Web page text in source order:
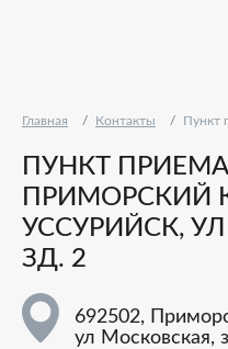
Главная Контакты Пункт
ПУНКТ
ПРИМОРСКИЙ
УССУРИЙСК,
ЗД. 2
692502,
ул Московская,